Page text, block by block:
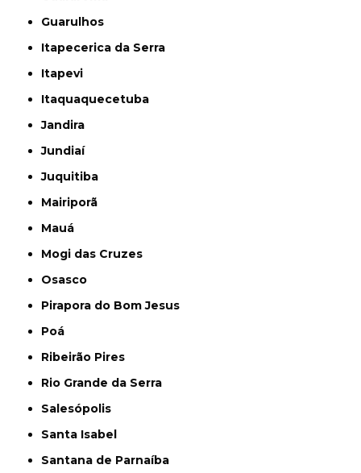
Guarulhos
Itapecerica da Serra
Itapevi
Itaquaquecetuba
Jandira
Jundiaí
Juquitiba
Mairiporã
Mauá
Mogi das Cruzes
Osasco
Pirapora do Bom Jesus
Poá
Ribeirão Pires
Rio Grande da Serra
Salesópolis
Santa Isabel
Santana de Parnaíba